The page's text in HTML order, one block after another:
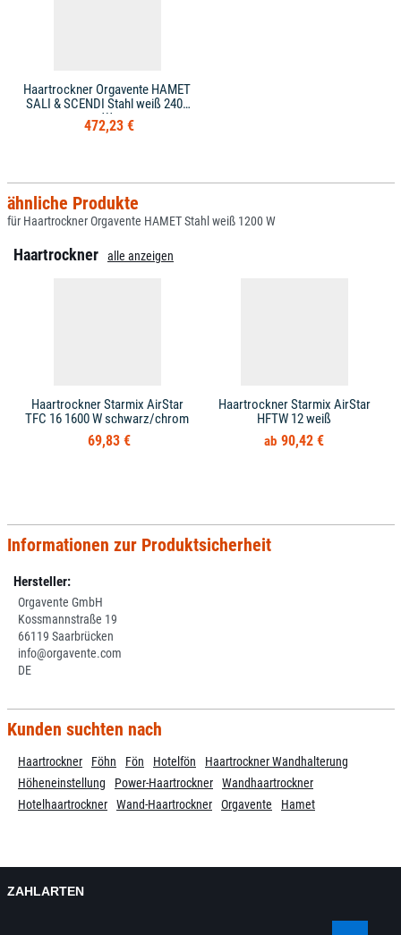
Haartrockner Orgavente HAMET
SALI & SCENDI Stahl weiß 2400
W
472,23 €
ähnliche Produkte
für Haartrockner Orgavente HAMET Stahl weiß 1200 W
Haartrockner alle anzeigen
Haartrockner Starmix AirStar
TFC 16 1600 W schwarz/chrom
69,83 €
Haartrockner Starmix AirStar
HFTW 12 weiß
90,42 €
Informationen zur Produktsicherheit
Hersteller:
Orgavente GmbH
Kossmannstraße 19
66119 Saarbrücken
info@orgavente.com
DE
Kunden suchten nach
Haartrockner Föhn Fön Hotelfön
Haartrockner Wandhalterung
Höheneinstellung
Power-Haartrockner
Wandhaartrockner
Hotelhaartrockner
Wand-Haartrockner Orgavente Hamet
ZAHLARTEN